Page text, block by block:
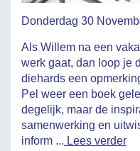
Donderdag 30
Als Willem na een
werk gaat, dan loop je
diehards een
Pel weer een boek
degelijk, maar de
samenwerking en
inform ... Lees verder